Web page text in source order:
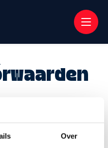
Over
een goed salaris!
toeslagen voor